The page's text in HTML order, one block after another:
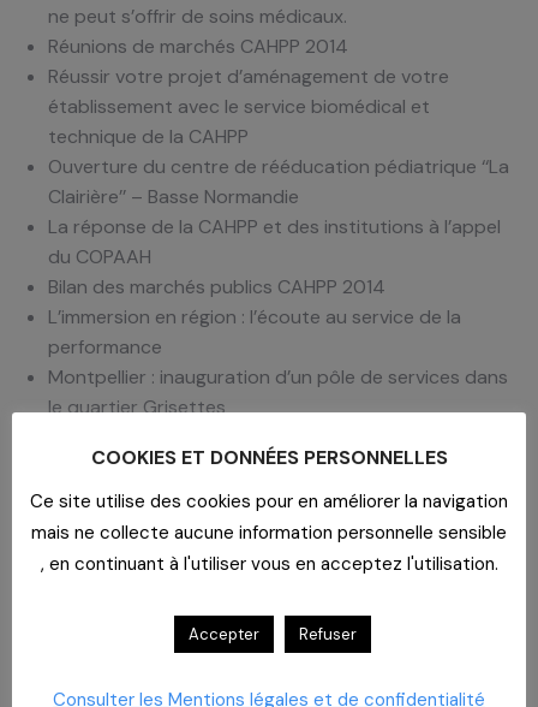
ne peut s’offrir de soins médicaux.
Réunions de marchés CAHPP 2014
Réussir votre projet d’aménagement de votre
établissement avec le service biomédical et
technique de la CAHPP
Ouverture du centre de rééducation pédiatrique ‘‘La
Clairière’’ – Basse Normandie
La réponse de la CAHPP et des institutions à l’appel
du COPAAH
Bilan des marchés publics CAHPP 2014
L’immersion en région : l’écoute au service de la
performance
Montpellier : inauguration d’un pôle de services dans
le quartier Grisettes
La CAHPP sur le salon Pollutec
La Commission Nationale DD sur le terrain
https://cahpp.eu/wp-
content/uploads/2014/enbref44.pdf
RELATED POSTS
COOKIES ET DONNÉES PERSONNELLES
Ce site utilise des cookies pour en améliorer la navigation
mais ne collecte aucune information personnelle sensible
, en continuant à l'utiliser vous en acceptez l'utilisation.
Accepter Refuser
Consulter les Mentions légales et de confidentialité